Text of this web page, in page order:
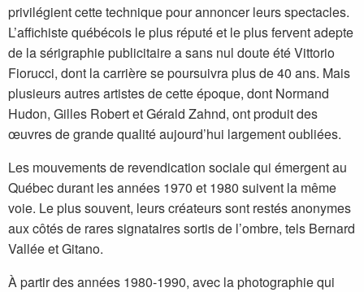
privilégient cette technique pour annoncer leurs spectacles.
L’affichiste québécois le plus réputé et le plus fervent adepte
de la sérigraphie publicitaire a sans nul doute été Vittorio
Fiorucci, dont la carrière se poursuivra plus de 40 ans. Mais
plusieurs autres artistes de cette époque, dont Normand
Hudon, Gilles Robert et Gérald Zahnd, ont produit des
œuvres de grande qualité aujourd’hui largement oubliées.
Les mouvements de revendication sociale qui émergent au
Québec durant les années 1970 et 1980 suivent la même
voie. Le plus souvent, leurs créateurs sont restés anonymes
aux côtés de rares signataires sortis de l’ombre, tels Bernard
Vallée et Gitano.
À partir des années 1980-1990, avec la photographie qui